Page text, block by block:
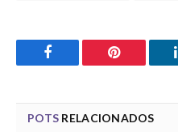
Facebook Pinterest
POTS RELACIONADOS